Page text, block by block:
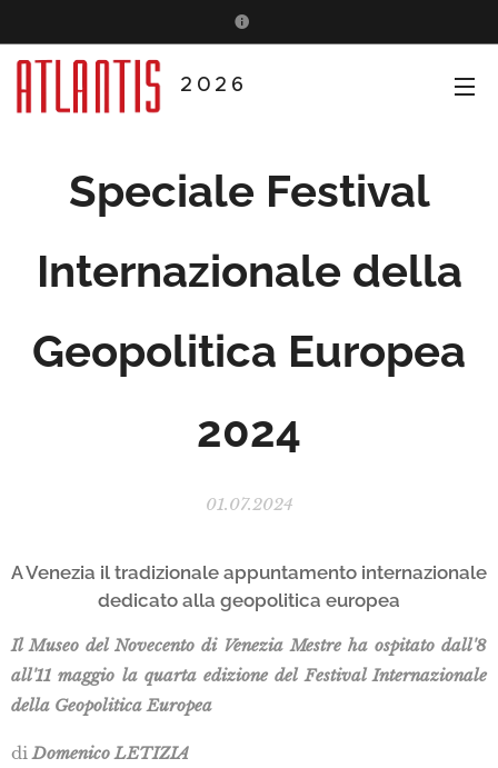
2026
Speciale Festival
Internazionale della
Geopolitica Europea
2024
01.07.2024
A Venezia il tradizionale appuntamento internazionale
dedicato alla geopolitica europea
Il Museo del Novecento di Venezia Mestre ha ospitato dall'8
all'11 maggio la quarta edizione del Festival Internazionale
della Geopolitica Europea
diDomenico LETIZIA